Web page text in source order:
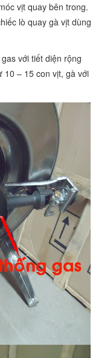
vịt quay bên trong.
lò quay gà vịt dùng
với tiết diện rộng
– 15 con vịt, gà với